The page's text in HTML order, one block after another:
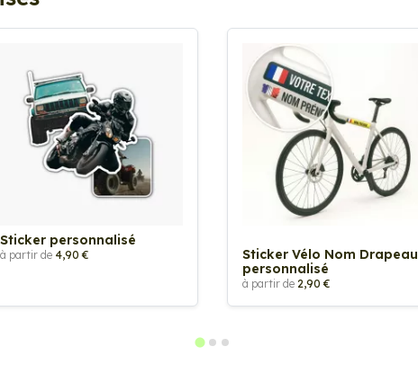
Sticker personnalisé
à partir de 4,90 €
Sticker Vélo Nom Drapeau
personnalisé
à partir de 2,90 €